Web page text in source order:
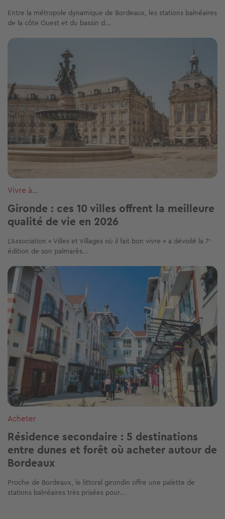
Entre la métropole dynamique de Bordeaux, les stations balnéaires
de la côte Ouest et du bassin d...
Image
Vivre à...
Gironde : ces 10 villes offrent la meilleure
qualité de vie en 2026
L’Association « Villes et Villages où il fait bon vivre » a dévoilé la 7ᵉ
édition de son palmarès...
Image
Acheter
Résidence secondaire : 5 destinations
entre dunes et forêt où acheter autour de
Bordeaux
Proche de Bordeaux, le littoral girondin offre une palette de
stations balnéaires très prisées pour...